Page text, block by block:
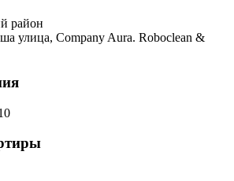
район
улица, Company Aura. Roboclean &